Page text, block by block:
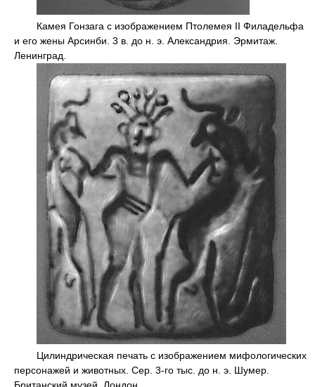
Камея Гонзага с изображением Птолемея II Филадельфа
и его жены Арсинби. 3 в. до н. э. Александрия. Эрмитаж.
Ленинград.
Цилиндрическая печать с изображением мифологических
персонажей и животных. Сер. 3-го тыс. до н. э. Шумер.